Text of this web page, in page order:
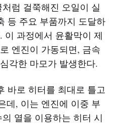
럼 걸쭉해진 오일이 실
등 주요 부품까지 도달하
이 과정에서 윤활막이 제
엔진이 가동되면, 금속
각한 마모가 발생한다.
바로 히터를 최대로 틀고
데, 이는 엔진에 이중 부
열을 이용하는 히터 시